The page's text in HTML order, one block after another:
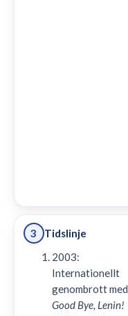
3
Tidslinje
2003:
Internationellt
genombrott med
Good Bye, Lenin!